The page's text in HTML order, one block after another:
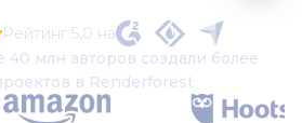
Рейтинг 5,0 на
40 млн авторов создали более
в Renderforest